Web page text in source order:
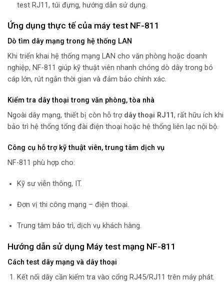
test RJ11, túi đựng, hướng dẫn sử dụng.
Ứng dụng thực tế của máy test NF-811
Dò tìm dây mạng trong hệ thống LAN
Khi triển khai hệ thống mạng LAN cho văn phòng hoặc doanh
nghiệp, NF-811 giúp kỹ thuật viên nhanh chóng dò dây trong bó
cáp lớn, rút ngắn thời gian và đảm bảo chính xác.
Kiểm tra dây thoại trong văn phòng, tòa nhà
Ngoài dây mạng, thiết bị còn hỗ trợ dây thoại RJ11, rất hữu ích khi
bảo trì hệ thống tổng đài điện thoại hoặc hệ thống liên lạc nội bộ.
Công cụ hỗ trợ kỹ thuật viên, trung tâm dịch vụ
NF-811 phù hợp cho:
Kỹ sư viễn thông, IT.
Đơn vị thi công mạng – điện thoại.
Trung tâm bảo trì, dịch vụ khách hàng.
Hướng dẫn sử dụng Máy test mạng NF-811
Cách test dây mạng và dây thoại
Kết nối dây cần kiểm tra vào cổng RJ45/RJ11 trên máy phát.